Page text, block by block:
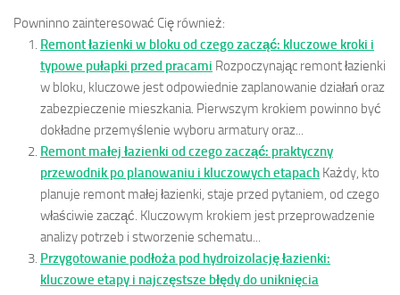
Powninno zainteresować Cię również:
Remont łazienki w bloku od czego zacząć: kluczowe kroki i
typowe pułapki przed pracami Rozpoczynając remont łazienki
w bloku, kluczowe jest odpowiednie zaplanowanie działań oraz
zabezpieczenie mieszkania. Pierwszym krokiem powinno być
dokładne przemyślenie wyboru armatury oraz...
Remont małej łazienki od czego zacząć: praktyczny
przewodnik po planowaniu i kluczowych etapach Każdy, kto
planuje remont małej łazienki, staje przed pytaniem, od czego
właściwie zacząć. Kluczowym krokiem jest przeprowadzenie
analizy potrzeb i stworzenie schematu...
Przygotowanie podłoża pod hydroizolację łazienki:
kluczowe etapy i najczęstsze błędy do uniknięcia